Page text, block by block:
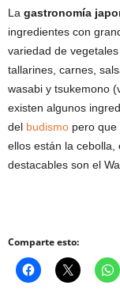
La gastronomía
ingredientes con
variedad de
tallarines, carnes,
wasabi y tsukemono
existen algunos
del budismo pero
ellos están la
destacables son el
Comparte esto: